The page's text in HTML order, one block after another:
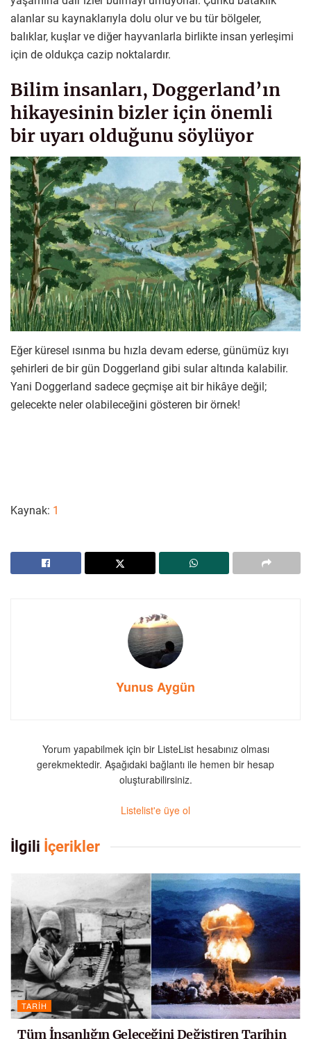
alanlar su kaynaklarıyla dolu olur ve bu tür bölgeler,
balıklar, kuşlar ve diğer hayvanlarla birlikte insan yerleşimi
için de oldukça cazip noktalardır.
Bilim insanları, Doggerland’ın
hikayesinin bizler için önemli
bir uyarı olduğunu söylüyor
Eğer küresel ısınma bu hızla devam ederse, günümüz kıyı
şehirleri de bir gün Doggerland gibi sular altında kalabilir.
Yani Doggerland sadece geçmişe ait bir hikâye değil;
gelecekte neler olabileceğini gösteren bir örnek!
Kaynak: 1
Yunus Aygün
Yorum yapabilmek için bir ListeList hesabınız olması
gerekmektedir. Aşağıdaki bağlantı ile hemen bir hesap
oluşturabilirsiniz.
Listelist'e üye ol
İlgili İçerikler
TARIH
Tüm İnsanlığın Geleceğini Değiştiren Tarihin